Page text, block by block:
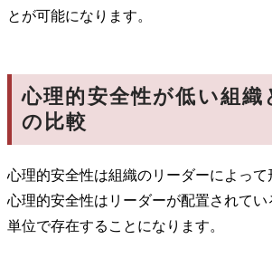
とが可能になります。
心理的安全性が低い組織
の比較
心理的安全性は組織のリーダーによって
心理的安全性はリーダーが配置されて
単位で存在することになります。